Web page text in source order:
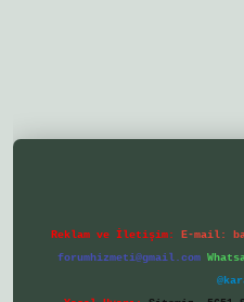
Reklam ve İletişim: E-mail:
forumhizmeti@gmail.com